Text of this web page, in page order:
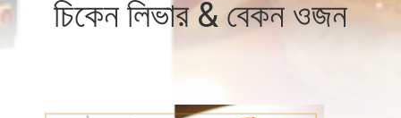
নিয়ন্ত্রণচিকেন লিভার & বেকন ওজন